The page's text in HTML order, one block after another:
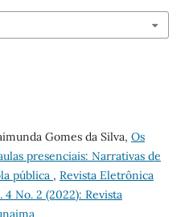
Gomes da Silva, Os
presenciais: Narrativas de
pública , Revista Eletrônica
4 No. 2 (2022): Revista